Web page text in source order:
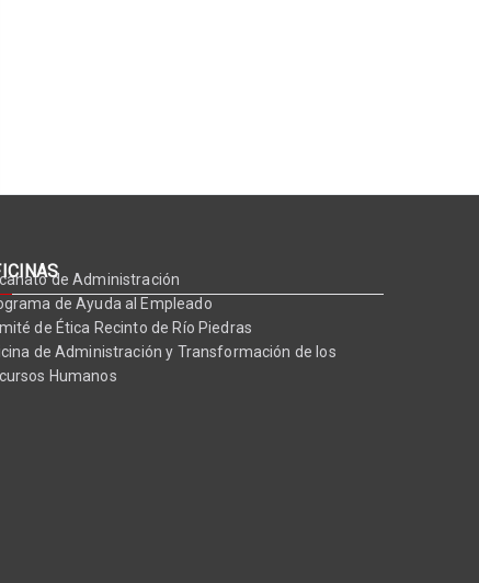
de Administración
de Ayuda al Empleado
de Ética Recinto de Río Piedras
de Administración y Transformación de los
Humanos